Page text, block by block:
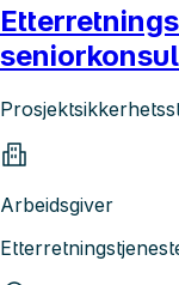
Arbeidsgiver